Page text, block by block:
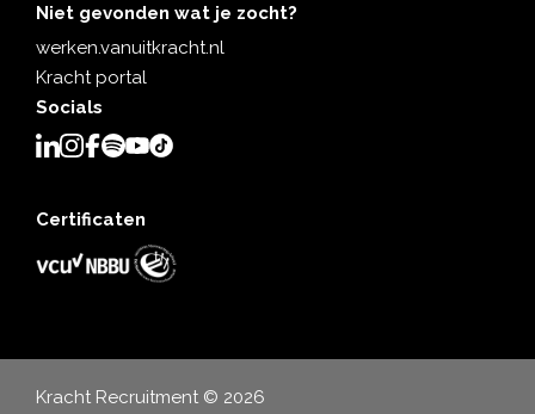
Niet gevonden wat je zocht?
werken.vanuitkracht.nl
Kracht portal
Socials
Certificaten
Kracht Recruitment © 2026